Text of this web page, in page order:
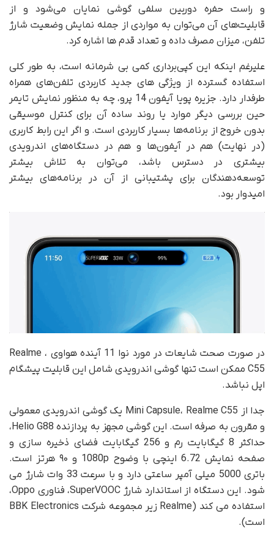
و راست حفره دوربین سلفی گوشی نمایان می‌شود و از
قابلیت‌های آن می‌توان به مواردی از جمله نمایش وضعیت شارژ
تلفن، میزان مصرف داده و تعداد قدم ها اشاره کرد.
علیرغم اینکه این کپی‌برداری کمی بی شرمانه است، به طور کلی
استفاده گسترده از ویژگی های جدید کاربردی تلفن‌های همراه
طرفدار دارد. جزیره پویا آیفون 14 پرو، چه به منظور نمایش تایمر
حین بررسی دیگر موارد یا روند ساده آن برای کنترل موسیقی
بدون خروج از برنامه‌ها بسیار کاربردی است. و اگر این رابط کاربری
(در نهایت) هم در آیفون‌ها و هم در دستگاه‌های اندرویدی
بیشتری در دسترس باشد، می‌توان به تلاش بیشتر
توسعه‌دهندگان برای پشتیبانی از آن در برنامه‌های بیشتر
امیدوار بود.
در صورت صحت شایعات در مورد نوا 11 آینده هواوی ، Realme
C55 ممکن است تنها گوشی اندرویدی شامل این قابلیت پیشگام
اپل نباشد.
جدا از Mini Capsule، Realme C55 یک گوشی اندرویدی معمولی
و مقرون به صرفه است. این گوشی مجهز به پردازنده Helio G88،
حداکثر 8 گیگابایت رم و 256 گیگابایت فضای ذخیره سازی و
صفحه نمایش 6.72 اینچی با وضوح 1080p و ۹۰ هرتز است.
باتری 5000 میلی آمپر ساعتی دارد و با سرعت 33 وات شارژ می
شود. این دستگاه از استاندارد شارژ SuperVOOC، فناوری Oppo،
استفاده می کند (Realme زیر مجموعه شرکت BBK Electronics
است).